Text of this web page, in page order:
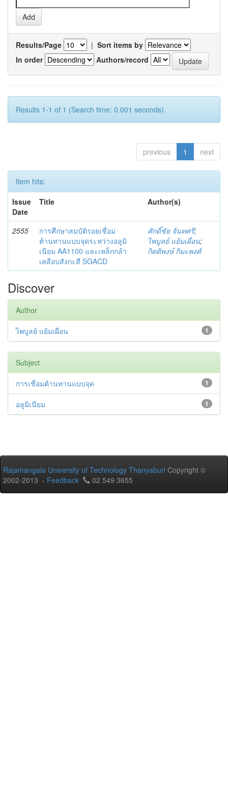
Results/Page | Sort items by
In order
Authors/record
Results 1-1 of 1 (Search time: 0.001 seconds).
previous 1 next
Item hits:
Issue
Date
Title Author(s)
2555
การศึกษาสมบัติรอยเชื่อม
ต้านทานแบบจุดระหว่างอลูมิ
เนียม AA1100 และเหล็กกล้า
เคลือบสังกะสี SGACD
ศักดิ์ชัย จันทศรี;
ไพบูลย์ แย้มเผื่อน;
กิตติพงษ์ กิมะพงศ์
Discover
Author
1
ไพบูลย์ แย้มเผื่อน
Subject
1
การเชื่อมต้านทานแบบจุด
1
อลูมิเนียม
Rajamangala University of Technology Thanyaburi Copyright ©
2002-2013 - Feedback 02 549 3655